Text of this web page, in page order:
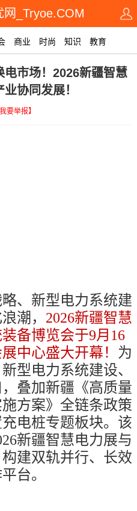
_Tryoe.COM
商业 时尚 知识 教育
市场！2026新疆智慧
协同发展！
我要举报】
、新型电力系统建
潮， 2026新疆智慧
备博览会于9月 16
中心盛大开幕！ 为
型电力系统建设、
叠加新疆《高质量
方案》全链条政策
电桩专题板块。该
新疆智慧电力展与
建双轨并行、长效
台。